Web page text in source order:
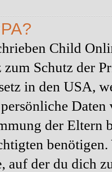
Child
zum Schutz der
in den USA,
der Eltern
auf der du dich